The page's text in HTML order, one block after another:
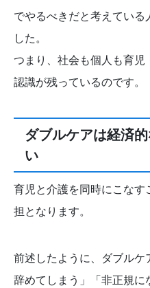
でやるべきだと考えている
した。
つまり、社会も個人も育児
認識が残っているのです。
ダブルケアは経済
い
育児と介護を同時にこなす
担となります。
前述したように、ダブル
辞めてしまう」「非正規